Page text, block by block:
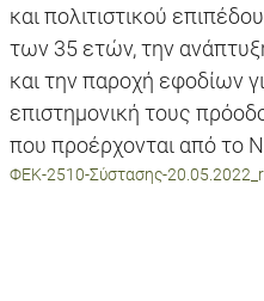
και πολιτιστικού
των 35 ετών, την
και την παροχή εφοδίων
επιστημονική τους
που προέρχονται από το
ΦΕΚ-2510-Σύστασης-